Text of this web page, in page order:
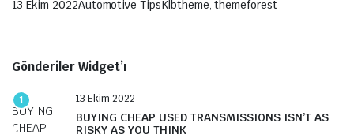
13 Ekim 2022Automotive TipsKlbtheme, themeforest
Gönderiler Widget’ı
1 13 Ekim 2022
BUYING CHEAP USED TRANSMISSIONS ISN’T AS
RISKY AS YOU THINK